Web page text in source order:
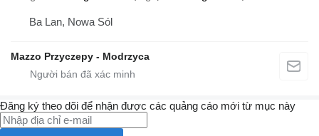
Ba Lan, Nowa Sól
Mazzo Przyczepy - Modrzyca
Đăng ký theo dõi để nhận được các quảng cáo mới từ mục này